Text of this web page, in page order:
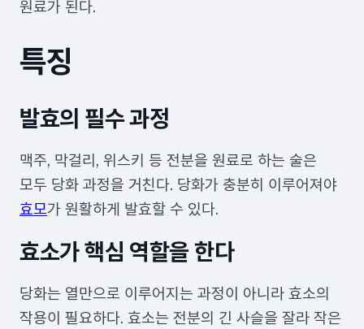
원료가 된다.
특징
발효의 필수 과정
맥주, 막걸리, 위스키 등 전분을 원료로 하는 술은
모두 당화 과정을 거친다. 당화가 충분히 이루어져야
효모가 원활하게 발효할 수 있다.
효소가 핵심 역할을 한다
당화는 열만으로 이루어지는 과정이 아니라 효소의
작용이 필요하다. 효소는 전분의 긴 사슬을 잘라 작은